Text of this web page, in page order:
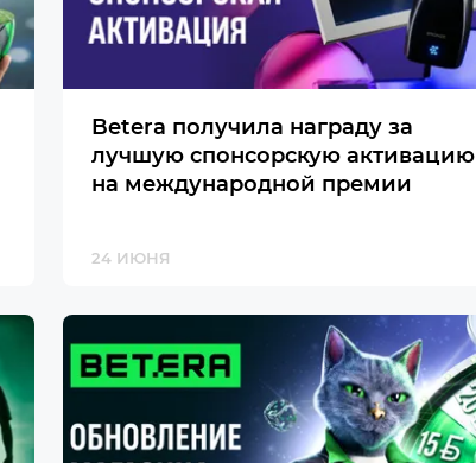
Betera получила награду за
лучшую спонсорскую активацию
на международной премии
24 ИЮНЯ